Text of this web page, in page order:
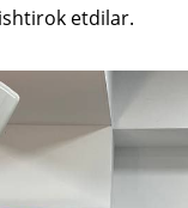
etdilar.